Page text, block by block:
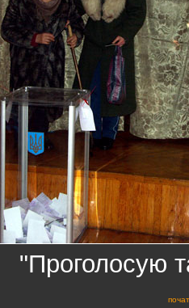
"Проголосую